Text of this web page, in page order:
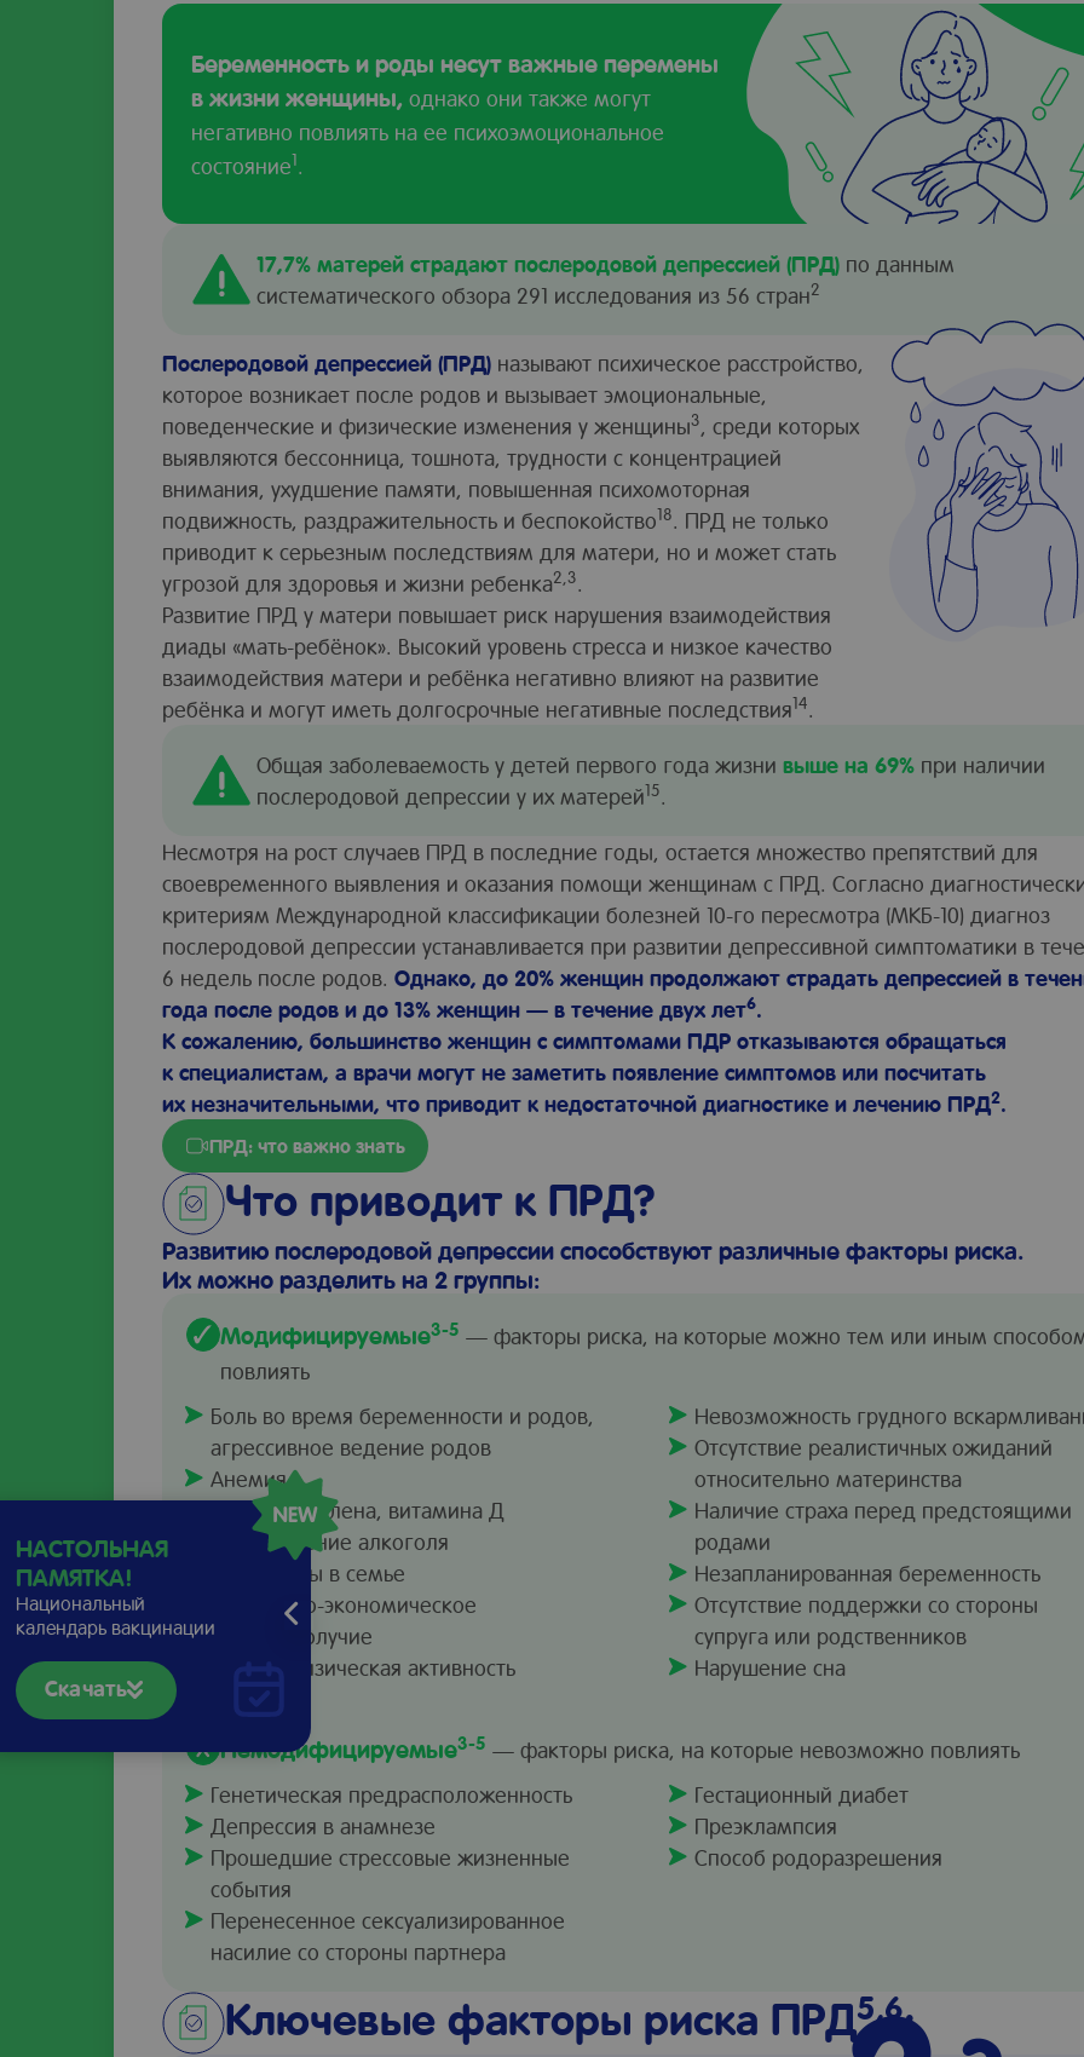
Беременность и роды несут важные перемены
в жизни женщины, однако они также могут
негативно повлиять на ее психоэмоциональное
состояние1.
17,7% матерей страдают послеродовой депрессией (ПРД) по данным
систематического обзора 291 исследования из 56 стран2
Послеродовой депрессией (ПРД) называют психическое расстройство,
которое возникает после родов и вызывает эмоциональные,
поведенческие и физические изменения у женщины3, среди которых
выявляются бессонница, тошнота, трудности с концентрацией
внимания, ухудшение памяти, повышенная психомоторная
подвижность, раздражительность и беспокойство18. ПРД не только
приводит к серьезным последствиям для матери, но и может стать
угрозой для здоровья и жизни ребенка2,3.
Развитие ПРД у матери повышает риск нарушения взаимодействия
диады «мать-ребёнок». Высокий уровень стресса и низкое качество
взаимодействия матери и ребёнка негативно влияют на развитие
ребёнка и могут иметь долгосрочные негативные последствия14.
Общая заболеваемость у детей первого года жизни выше на 69% при наличии
послеродовой депрессии у их матерей15.
Несмотря на рост случаев ПРД в последние годы, остается множество препятствий для
своевременного выявления и оказания помощи женщинам с ПРД. Согласно
критериям Международной классификации болезней 10-го пересмотра (МКБ-10) диагноз
послеродовой депрессии устанавливается при развитии депрессивной симптоматики в
6 недель после родов. Однако, до 20% женщин продолжают страдать депрессией в
года после родов и до 13% женщин — в течение двух лет6.
К сожалению, большинство женщин с симптомами ПДР отказываются обращаться
к специалистам, а врачи могут не заметить появление симптомов или посчитать
их незначительными, что приводит к недостаточной диагностике и лечению ПРД2.
ПРД: что важно знать
Что приводит к ПРД?
Развитию послеродовой депрессии способствуют различные факторы риска.
Их можно разделить на 2 группы:
Модифицируемые3-5 — факторы риска, на которые можно тем или иным
повлиять
Боль во время беременности и родов,
агрессивное ведение родов
Анемия
Дефицит селена, витамина Д
Употребление алкоголя
Конфликты в семье
Социально-экономическое
неблагополучие
Низкая физическая активность
Невозможность грудного
Отсутствие реалистичных ожиданий
относительно материнства
Наличие страха перед предстоящими
родами
Незапланированная беременность
Отсутствие поддержки со стороны
супруга или родственников
Нарушение сна
Немодифицируемые3-5 — факторы риска, на которые невозможно повлиять
Генетическая предрасположенность
Депрессия в анамнезе
Прошедшие стрессовые жизненные
события
Перенесенное сексуализированное
насилие со стороны партнера
Гестационный диабет
Преэклампсия
Способ родоразрешения
Ключевые факторы риска ПРД5,6:
НАСТОЛЬНАЯ
ПАМЯТКА!
Национальный
календарь вакцинации
Скачать